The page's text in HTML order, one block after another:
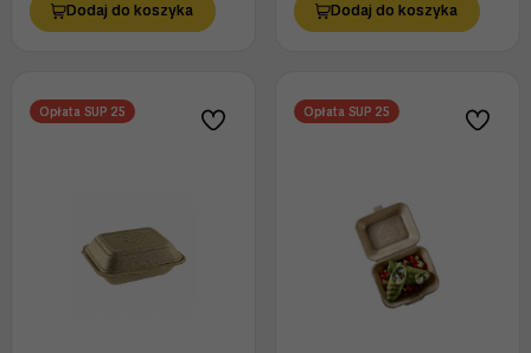
Dodaj do koszyka Dodaj do koszyka
Opłata SUP 25 Opłata SUP 25